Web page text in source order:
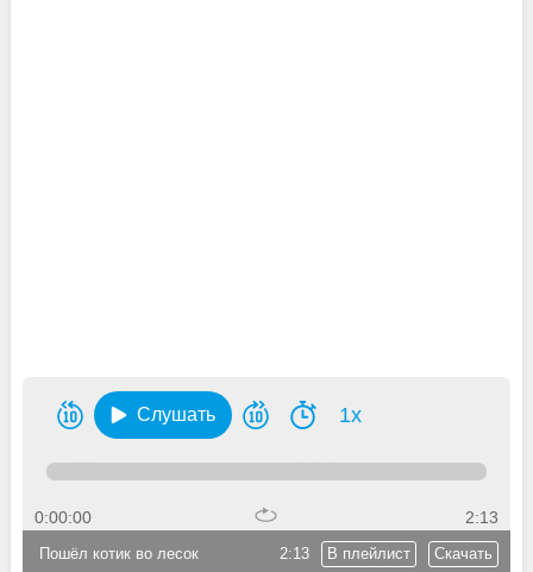
Слушать 1x
0:00:00 2:13
2:13 В плейлист Скачать
Пошёл котик во лесок